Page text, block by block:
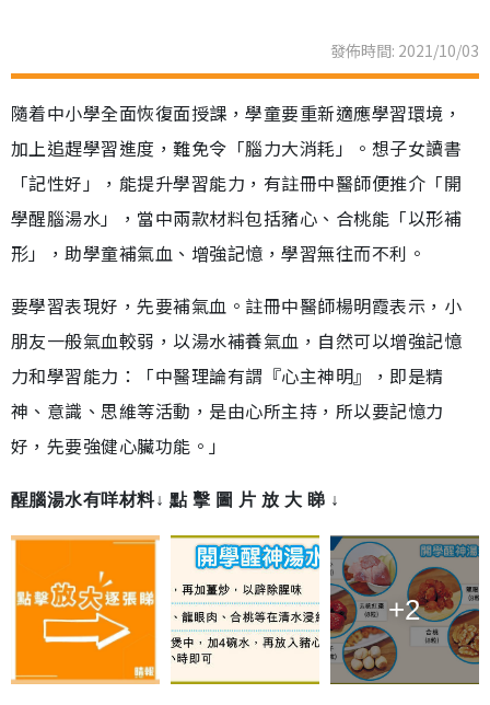
發佈時間: 2021/10/03
隨着中小學全面恢復面授課，學童要重新適應學習環境，
加上追趕學習進度，難免令「腦力大消耗」。想子女讀書
「記性好」，能提升學習能力，有註冊中醫師便推介「開
學醒腦湯水」，當中兩款材料包括豬心、合桃能「以形補
形」，助學童補氣血、增強記憶，學習無往而不利。
要學習表現好，先要補氣血。註冊中醫師楊明霞表示，小
朋友一般氣血較弱，以湯水補養氣血，自然可以增強記憶
力和學習能力：「中醫理論有謂『心主神明』，即是精
神、意識、思維等活動，是由心所主持，所以要記憶力
好，先要強健心臟功能。」
醒腦湯水有咩材料↓ 點 擊 圖 片 放 大 睇 ↓
+2